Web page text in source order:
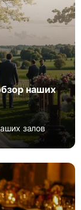
наших
залов